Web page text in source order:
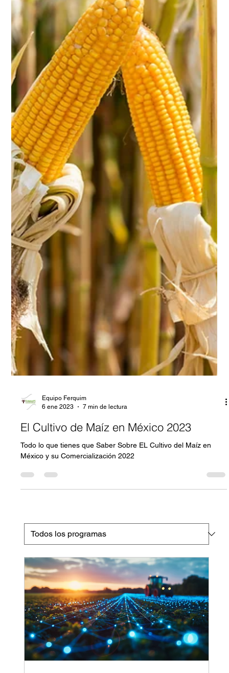
6 ene 2023
7 min de lectura
El Cultivo de Maíz en México 2023
Todo lo que tienes que Saber Sobre EL Cultivo del Maíz en
México y su Comercialización 2022